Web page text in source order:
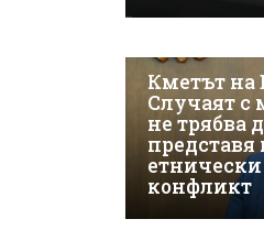
Кметът на
Случаят с
не трябва
представя
конфликт